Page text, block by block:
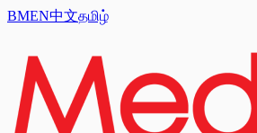
BMEN中文தமிழ்